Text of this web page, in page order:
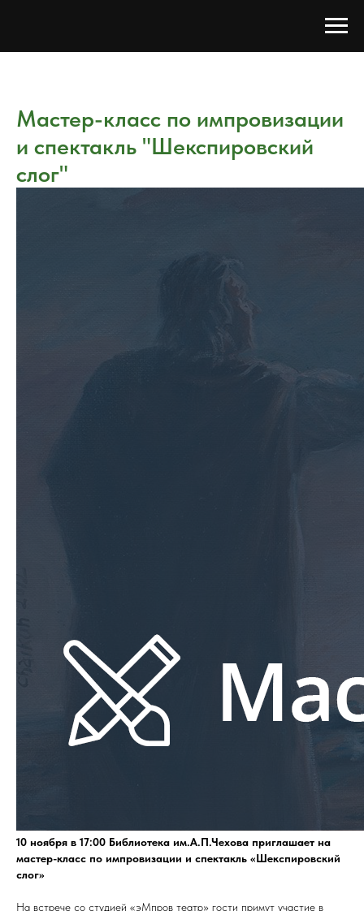
Мастер-класс по импровизации
и спектакль "Шекспировский
слог"
10 ноября в 17:00 Библиотека им.А.П.Чехова приглашает на
мастер-класс по импровизации и спектакль «Шекспировский
слог»
На встрече со студией «эМпров театр» гости примут участие в